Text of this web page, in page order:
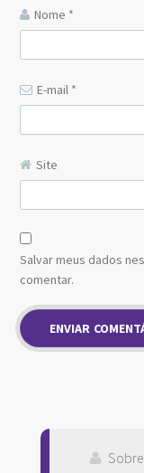
Nome *
E-mail *
Site
Salvar meus dados
comentar.
Sobre